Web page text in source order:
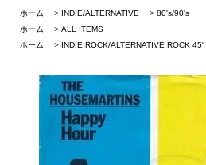
ホーム > INDIE/ALTERNATIVE > 80's/90's
ホーム
> ALL ITEMS
ホーム
> INDIE ROCK/ALTERNATIVE ROCK 45"